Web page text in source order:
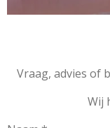
Vraag, advies of
Wij